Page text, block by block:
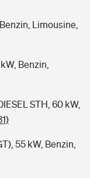
Limousine,
Benzin,
STH, 60 kW,
55 kW, Benzin,